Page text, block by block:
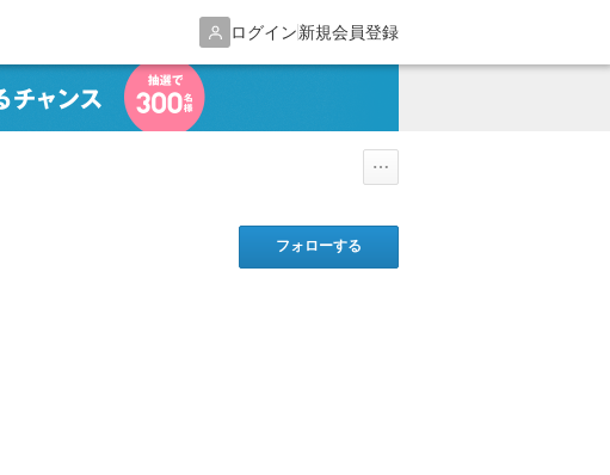
ログイン新規会員登録
フォローする